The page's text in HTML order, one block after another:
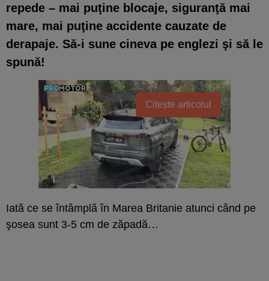
repede – mai puţine blocaje, siguranţă mai
mare, mai puţine accidente cauzate de
derapaje. Să-i sune cineva pe englezi şi să le
spună!
Citește articolul
Iată ce se întâmplă în Marea Britanie atunci când pe
şosea sunt 3-5 cm de zăpadă…